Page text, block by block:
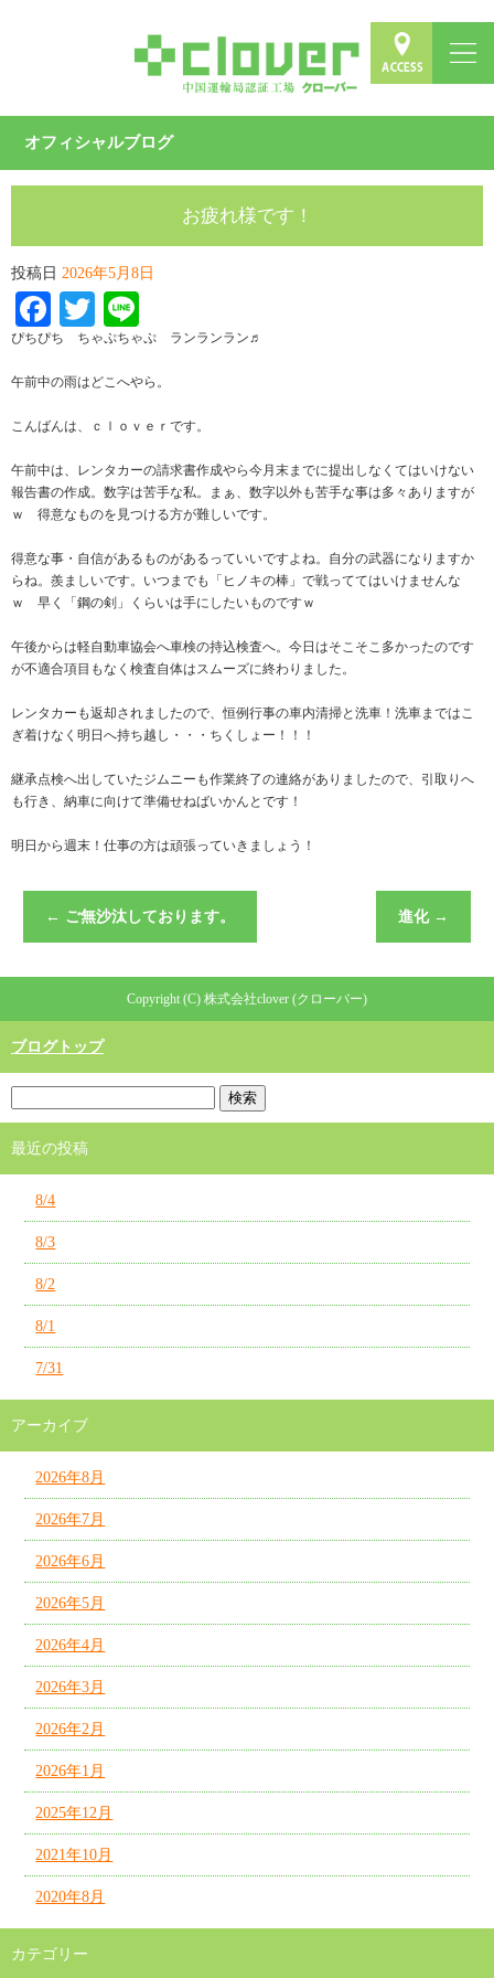
オフィシャルブログ
お疲れ様です！
投稿日 2026年5月8日
Facebook
Twitter
ぴちぴち ちゃぷちゃぷ ランランラン♬
午前中の雨はどこへやら。
こんばんは、ｃｌｏｖｅｒです。
午前中は、レンタカーの請求書作成やら今月末までに提出しなくてはいけない
報告書の作成。数字は苦手な私。まぁ、数字以外も苦手な事は多々ありますが
ｗ 得意なものを見つける方が難しいです。
得意な事・自信があるものがあるっていいですよね。自分の武器になりますか
らね。羨ましいです。いつまでも「ヒノキの棒」で戦っててはいけませんな
ｗ 早く「鋼の剣」くらいは手にしたいものですｗ
午後からは軽自動車協会へ車検の持込検査へ。今日はそこそこ多かったのです
が不適合項目もなく検査自体はスムーズに終わりました。
レンタカーも返却されましたので、恒例行事の車内清掃と洗車！洗車まではこ
ぎ着けなく明日へ持ち越し・・・ちくしょー！！！
継承点検へ出していたジムニーも作業終了の連絡がありましたので、引取りへ
も行き、納車に向けて準備せねばいかんとです！
明日から週末！仕事の方は頑張っていきましょう！
← ご無沙汰しております。 進化 →
Copyright (C) 株式会社clover (クローバー)
ブログトップ
最近の投稿
8/4
8/3
8/2
8/1
7/31
アーカイブ
2026年8月
2026年7月
2026年6月
2026年5月
2026年4月
2026年3月
2026年2月
2026年1月
2025年12月
2021年10月
2020年8月
カテゴリー